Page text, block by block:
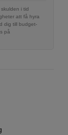
i tid
att få hyra
dig till budget-
på